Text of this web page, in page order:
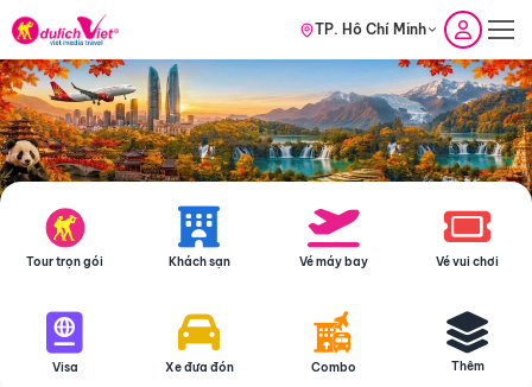
TP. Hồ Chí Minh
Tour trọn gói Khách sạn Vé máy bay Vé vui chơi
Visa Xe đưa đón Combo Thêm